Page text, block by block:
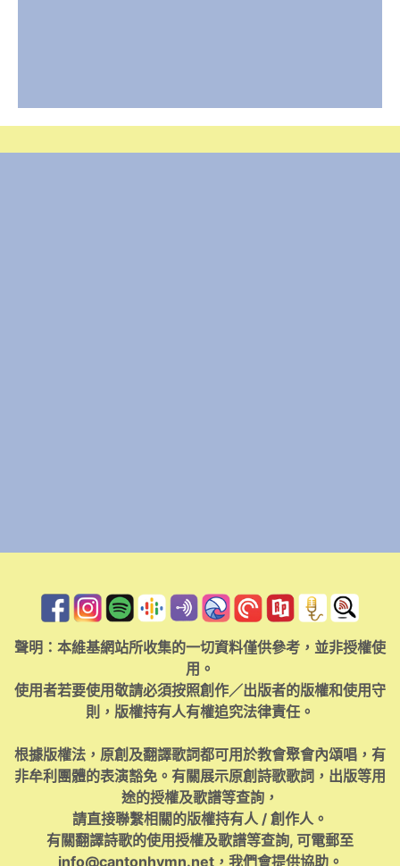
聲明：本維基網站所收集的一切資料僅供參考，並非授權使
用。
使用者若要使用敬請必須按照創作／出版者的版權和使用守
則，版權持有人有權追究法律責任。
根據版權法，原創及翻譯歌詞都可用於教會聚會內頌唱，有
非牟利團體的表演豁免。有關展示原創詩歌歌詞，出版等用
途的授權及歌譜等查詢，
請直接聯繫相關的版權持有人 / 創作人。
有關翻譯詩歌的使用授權及歌譜等查詢, 可電郵至
info@cantonhymn.net，我們會提供協助。